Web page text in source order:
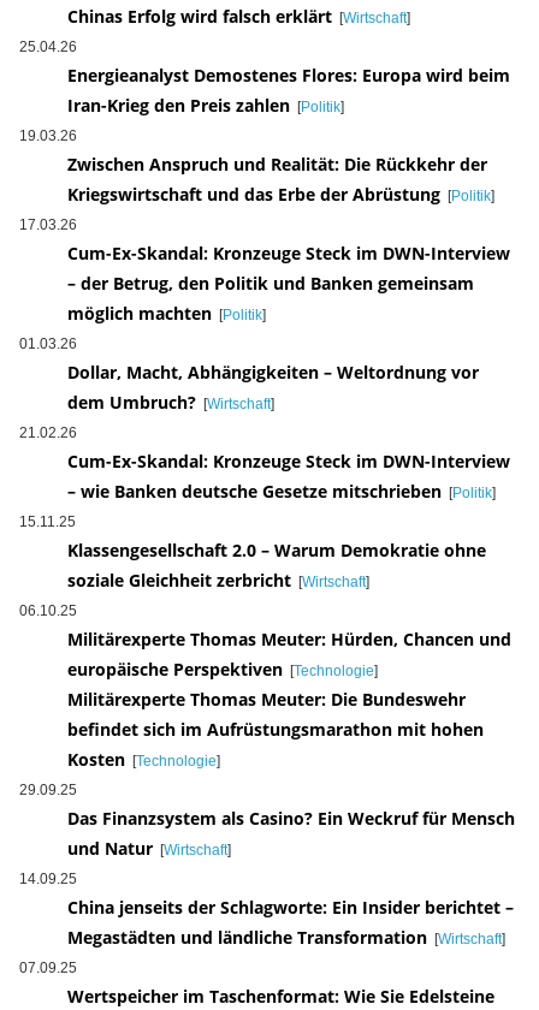
Chinas Erfolg wird falsch erklärt [Wirtschaft]
25.04.26
Energieanalyst Demostenes Flores: Europa wird beim
Iran-Krieg den Preis zahlen [Politik]
19.03.26
Zwischen Anspruch und Realität: Die Rückkehr der
Kriegswirtschaft und das Erbe der Abrüstung [Politik]
17.03.26
Cum-Ex-Skandal: Kronzeuge Steck im DWN-Interview
– der Betrug, den Politik und Banken gemeinsam
möglich machten[Politik]
01.03.26
Dollar, Macht, Abhängigkeiten – Weltordnung vor
dem Umbruch? [Wirtschaft]
21.02.26
Cum-Ex-Skandal: Kronzeuge Steck im DWN-Interview
– wie Banken deutsche Gesetze mitschrieben [Politik]
15.11.25
Klassengesellschaft 2.0 – Warum Demokratie ohne
soziale Gleichheit zerbricht [Wirtschaft]
06.10.25
Militärexperte Thomas Meuter: Hürden, Chancen und
europäische Perspektiven [Technologie]
Militärexperte Thomas Meuter: Die Bundeswehr
befindet sich im Aufrüstungsmarathon mit hohen
Kosten[Technologie]
29.09.25
Das Finanzsystem als Casino? Ein Weckruf für Mensch
und Natur [Wirtschaft]
14.09.25
China jenseits der Schlagworte: Ein Insider berichtet –
Megastädten und ländliche Transformation [Wirtschaft]
07.09.25
Wertspeicher im Taschenformat: Wie Sie Edelsteine